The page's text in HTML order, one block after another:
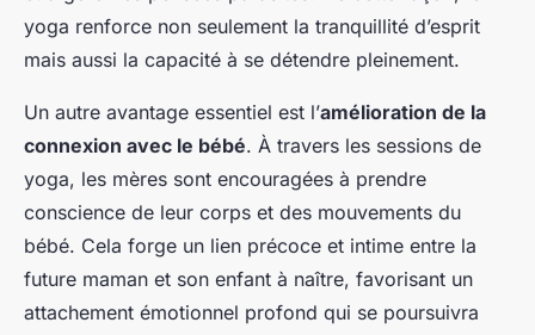
yoga renforce non seulement la tranquillité d’esprit
mais aussi la capacité à se détendre pleinement.
Un autre avantage essentiel est l’amélioration de la
connexion avec le bébé. À travers les sessions de
yoga, les mères sont encouragées à prendre
conscience de leur corps et des mouvements du
bébé. Cela forge un lien précoce et intime entre la
future maman et son enfant à naître, favorisant un
attachement émotionnel profond qui se poursuivra